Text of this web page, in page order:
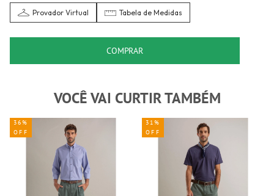
Provador Virtual Tabela de Medidas
COMPRAR
VOCÊ VAI CURTIR TAMBÉM
36%
OFF
31%
OFF